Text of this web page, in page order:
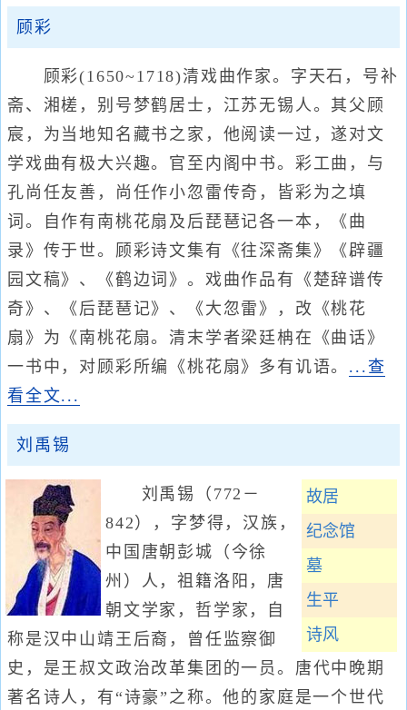
顾彩
顾彩(1650~1718)清戏曲作家。字天石，号补
斋、湘槎，别号梦鹤居士，江苏无锡人。其父顾
宸，为当地知名藏书之家，他阅读一过，遂对文
学戏曲有极大兴趣。官至内阁中书。彩工曲，与
孔尚任友善，尚任作小忽雷传奇，皆彩为之填
词。自作有南桃花扇及后琵琶记各一本，《曲
录》传于世。顾彩诗文集有《往深斋集》《辟疆
园文稿》、《鹤边词》。戏曲作品有《楚辞谱传
奇》、《后琵琶记》、《大忽雷》，改《桃花
扇》为《南桃花扇。清末学者梁廷柟在《曲话》
一书中，对顾彩所编《桃花扇》多有讥语。 ...查
看全文...
刘禹锡
故居
纪念馆
墓
生平
诗风
刘禹锡（772－
842），字梦得，汉族，
中国唐朝彭城（今徐
州）人，祖籍洛阳，唐
朝文学家，哲学家，自
称是汉中山靖王后裔，曾任监察御
史，是王叔文政治改革集团的一员。唐代中晚期
著名诗人，有“诗豪”之称。他的家庭是一个世代